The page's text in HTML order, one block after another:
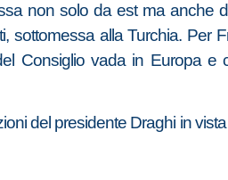
non solo da est ma anche
alla Turchia. Per
Consiglio vada in Europa
del presidente Draghi in